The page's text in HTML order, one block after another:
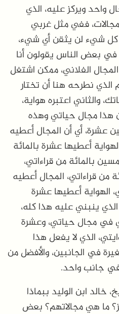
واحد ويركز عليه، الذي
ففي مثل غربي
كل شيء لن يثقن أي شيء،
في بعض الناس يقولون أنا
الفلاني، ممكن اشتغل
الذي نطرحه هنا أن تختار
والثاني اعتبره هواية،
هذا مجال حياتي وهذه
عشرة، أي أن المجال أعطيه
أعطيها عشرة بالمائة
بالمائة من قراءاتي،
من قراءاتي، المجال أعطيه
الهواية أعطيها عشرة
الذي ينبني عليه هذا كله،
في مجال حياتي، وعشرة
الذي لا يفعل هذا
في الجانبين، والأفضل من
في جانب واحد.
خالد ابن الوليد ببماذا
ما هي مجالاتهم؟ بعض